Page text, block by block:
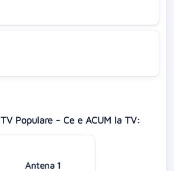
Populare - Ce e ACUM la TV:
Antena 1